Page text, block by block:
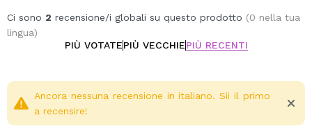
Ci sono 2 recensione/i globali su questo prodotto (0 nella tua
lingua)
PIÙ VOTATEPIÙ VECCHIEPIÙ RECENTI
Ancora nessuna recensione in italiano. Sii il primo
a recensire!